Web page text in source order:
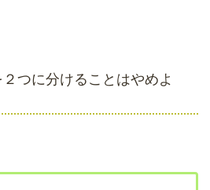
つに分けることはやめよ